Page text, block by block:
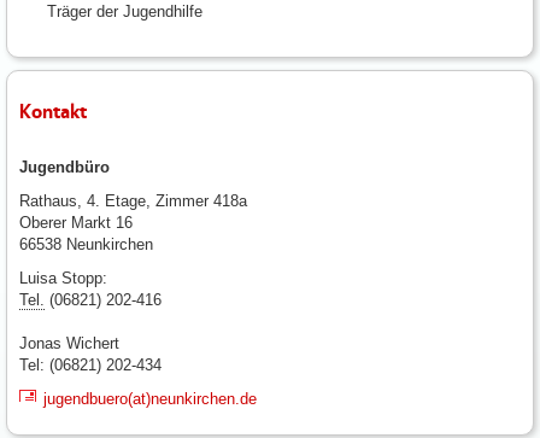
Träger der Jugendhilfe
Kontakt
Jugendbüro
Rathaus, 4. Etage, Zimmer 418a
Oberer Markt 16
66538 Neunkirchen
Luisa Stopp:
Tel. (06821) 202-416
Jonas Wichert
Tel: (06821) 202-434
jugendbuero(at)neunkirchen.de